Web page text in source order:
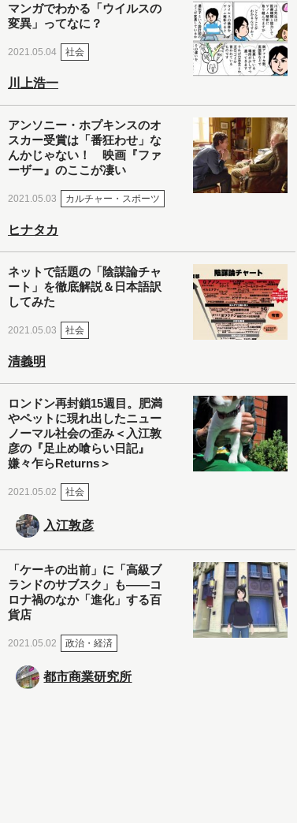
マンガでわかる「ウイルスの
変異」ってなに？
2021.05.04 社会
川上浩一
アンソニー・ホプキンスのオ
スカー受賞は「番狂わせ」な
んかじゃない！ 映画『ファ
ーザー』のここが凄い
2021.05.03 カルチャー・スポーツ
ヒナタカ
ネットで話題の「陰謀論チャ
ート」を徹底解説＆日本語訳
してみた
2021.05.03 社会
清義明
ロンドン再封鎖15週目。肥満
やペットに現れ出したニュー
ノーマル社会の歪み＜入江敦
彦の『足止め喰らい日記』
嫌々乍らReturns＞
2021.05.02 社会
入江敦彦
「ケーキの出前」に「高級ブ
ランドのサブスク」も――コ
ロナ禍のなか「進化」する百
貨店
2021.05.02 政治・経済
都市商業研究所